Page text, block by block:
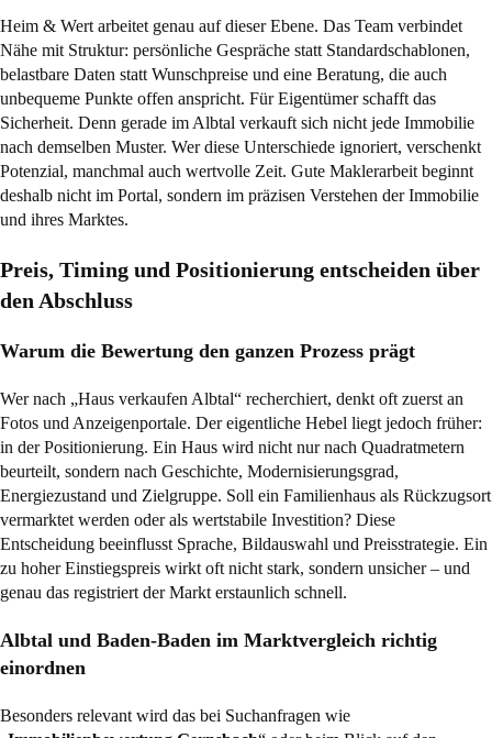
Heim & Wert arbeitet genau auf dieser Ebene. Das Team verbindet
Nähe mit Struktur: persönliche Gespräche statt Standardschablonen,
belastbare Daten statt Wunschpreise und eine Beratung, die auch
unbequeme Punkte offen anspricht. Für Eigentümer schafft das
Sicherheit. Denn gerade im Albtal verkauft sich nicht jede Immobilie
nach demselben Muster. Wer diese Unterschiede ignoriert, verschenkt
Potenzial, manchmal auch wertvolle Zeit. Gute Maklerarbeit beginnt
deshalb nicht im Portal, sondern im präzisen Verstehen der Immobilie
und ihres Marktes.
Preis, Timing und Positionierung entscheiden über
den Abschluss
Warum die Bewertung den ganzen Prozess prägt
Wer nach „Haus verkaufen Albtal“ recherchiert, denkt oft zuerst an
Fotos und Anzeigenportale. Der eigentliche Hebel liegt jedoch früher:
in der Positionierung. Ein Haus wird nicht nur nach Quadratmetern
beurteilt, sondern nach Geschichte, Modernisierungsgrad,
Energiezustand und Zielgruppe. Soll ein Familienhaus als Rückzugsort
vermarktet werden oder als wertstabile Investition? Diese
Entscheidung beeinflusst Sprache, Bildauswahl und Preisstrategie. Ein
zu hoher Einstiegspreis wirkt oft nicht stark, sondern unsicher – und
genau das registriert der Markt erstaunlich schnell.
Albtal und Baden-Baden im Marktvergleich richtig
einordnen
Besonders relevant wird das bei Suchanfragen wie